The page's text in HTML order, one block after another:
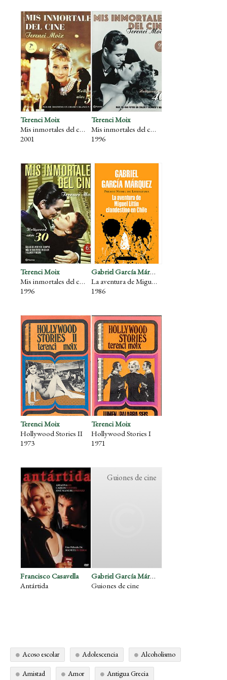
Terenci Moix
Mis inmortales del cine (años 50)
2001
Terenci Moix
Mis inmortales del cine (años 40)
1996
Terenci Moix
Mis inmortales del cine (años 30)
1996
Gabriel García Márquez
La aventura de Miguel Littín, clandestino en Chile
1986
Terenci Moix
Hollywood Stories II
1973
Terenci Moix
Hollywood Stories I
1971
Francisco Casavella
Antártida
Guiones de cine
Gabriel García Márquez
Guiones de cine
Acoso escolar Adolescencia Alcoholismo
Amistad Amor Antigua Grecia